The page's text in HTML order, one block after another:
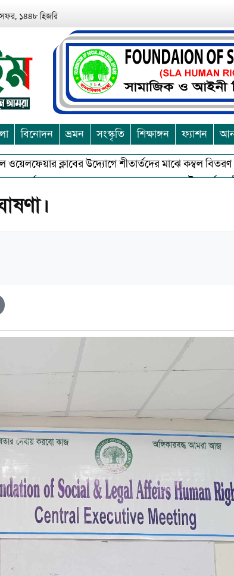
১৪৪৮ হিজরি
বিনোদন ভ্রমন সংস্কৃতি শিক্ষাঙ্গন ফ্যাশন
ক্লাবের উদ্যোগে শীতার্তদের মাঝে কম্বল বিতরণ
করে সত্য,সুন্দরকে বরনে কলাপাড়ায় বৌদ্ধ ধর্মাবলম্বীদের